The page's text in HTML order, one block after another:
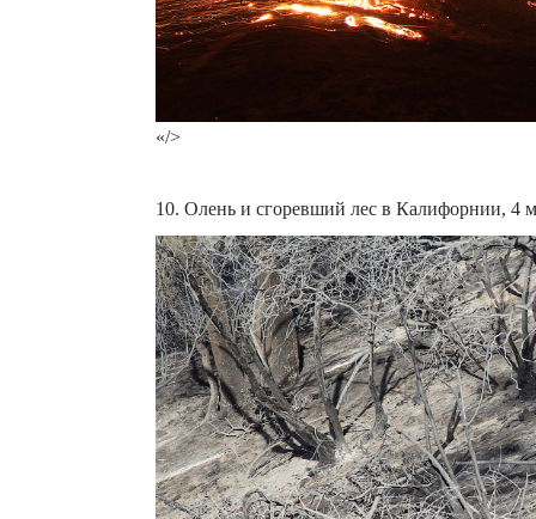
«/>
10. Олень и сгоревший лес в Калифорнии, 4